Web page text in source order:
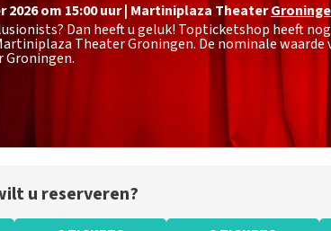
2026 om 15:00uur| Martiniplaza Theater
Dan heeft u geluk! Topticketshop heeft
Theater Groningen. De nominale waarde
u reserveren?